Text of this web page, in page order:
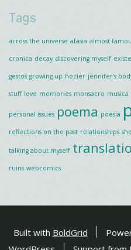
Tags
across the universe afasia almost
cronica decay discovering myself
gestos growing up hozier jennifer's
stuff love memories monsacro musica
personal issues poema poesia
reflections on the past relationships
talking about myself
ruins webcomics
Built with BoldGrid